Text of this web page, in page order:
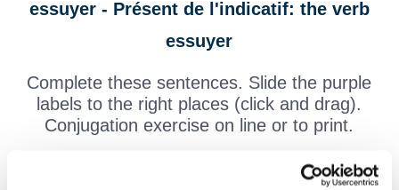
essuyer - Présent de l'indicatif: the verb
essuyer
Complete these sentences. Slide the purple
labels to the right places (click and drag).
Conjugation exercise on line or to print.